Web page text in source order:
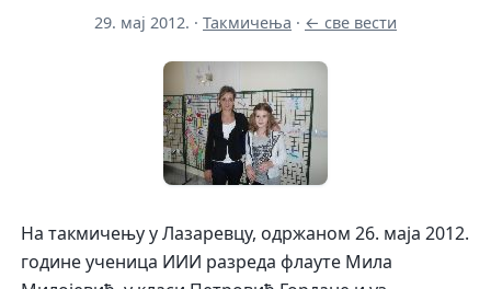
29. мај 2012. · Такмичења · ← све вести
На такмичењу у Лазаревцу, одржаном 26. маја 2012.
године ученица ИИИ разреда флауте Мила